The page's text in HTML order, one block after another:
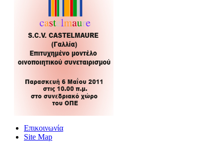
Επικοινωνία
Site Map